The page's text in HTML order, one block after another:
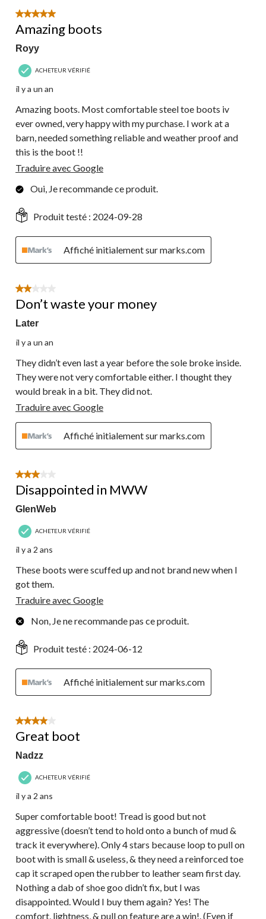
5 étoile(s) sur 5.
Amazing boots
Royy
ACHETEUR VÉRIFIÉ
il y a un an
Amazing boots. Most comfortable steel toe boots iv
ever owned, very happy with my purchase. I work at a
barn, needed something reliable and weather proof and
this is the boot !!
Traduire avec Google
Oui, Je recommande ce produit.
Produit testé : 2024-09-28
Affiché initialement sur marks.com
2 étoile(s) sur 5.
Don’t waste your money
Later
il y a un an
They didn’t even last a year before the sole broke inside.
They were not very comfortable either. I thought they
would break in a bit. They did not.
Traduire avec Google
Affiché initialement sur marks.com
3 étoile(s) sur 5.
Disappointed in MWW
GlenWeb
ACHETEUR VÉRIFIÉ
il y a 2 ans
These boots were scuffed up and not brand new when I
got them.
Traduire avec Google
Non, Je ne recommande pas ce produit.
Produit testé : 2024-06-12
Affiché initialement sur marks.com
4 étoile(s) sur 5.
Great boot
Nadzz
ACHETEUR VÉRIFIÉ
il y a 2 ans
Super comfortable boot! Tread is good but not
aggressive (doesn’t tend to hold onto a bunch of mud &
track it everywhere). Only 4 stars because loop to pull on
boot with is small & useless, & they need a reinforced toe
cap it scraped open the rubber to leather seam first day.
Nothing a dab of shoe goo didn’t fix, but I was
disappointed. Would I buy them again? Yes! The
comfort, lightness, & pull on feature are a win!. (Even if